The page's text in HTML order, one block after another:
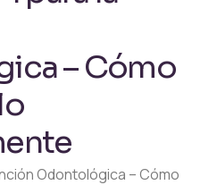
– Cómo
Odontológica – Cómo